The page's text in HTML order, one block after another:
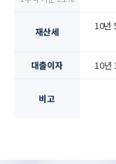
재산세 10년
대출이자 10년
비고